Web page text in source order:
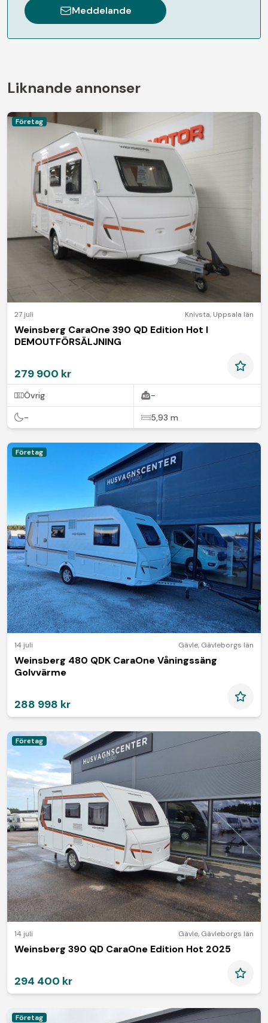
Meddelande
Liknande annonser
Företag
27 juli Knivsta, Uppsala län
Weinsberg CaraOne 390 QD Edition Hot I
DEMOUTFÖRSÄLJNING
279 900 kr
Övrig -
- 5,93 m
Företag
14 juli Gävle, Gävleborgs län
Weinsberg 480 QDK CaraOne Våningssäng
Golvvärme
288 998 kr
Företag
14 juli Gävle, Gävleborgs län
Weinsberg 390 QD CaraOne Edition Hot 2025
294 400 kr
Företag